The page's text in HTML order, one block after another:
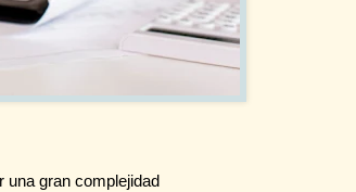
gran complejidad